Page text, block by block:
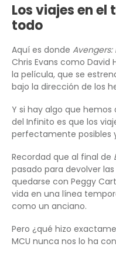
Los viajes en
todo
Aquí es donde Avengers:
Chris Evans como
la película, que se
bajo la dirección de los
Y si hay algo que hemos
del Infinito es que los
perfectamente posibles
Recordad que al final de
pasado para devolver
quedarse con Peggy
vida en una línea
como un anciano.
Pero ¿qué hizo
MCU nunca nos lo ha